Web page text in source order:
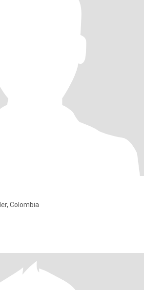
Colombia